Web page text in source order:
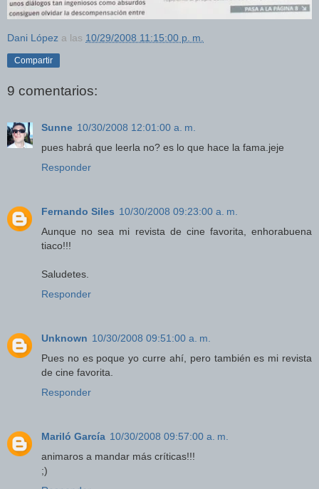
Dani López a las 10/29/2008 11:15:00 p. m.
Compartir
9 comentarios:
Sunne 10/30/2008 12:01:00 a. m.
pues habrá que leerla no? es lo que hace la fama.jeje
Responder
Fernando Siles 10/30/2008 09:23:00 a. m.
Aunque no sea mi revista de cine favorita, enhorabuena
tiaco!!!
Saludetes.
Responder
Unknown 10/30/2008 09:51:00 a. m.
Pues no es poque yo curre ahí, pero también es mi revista
de cine favorita.
Responder
Mariló García 10/30/2008 09:57:00 a. m.
animaros a mandar más críticas!!!
;)